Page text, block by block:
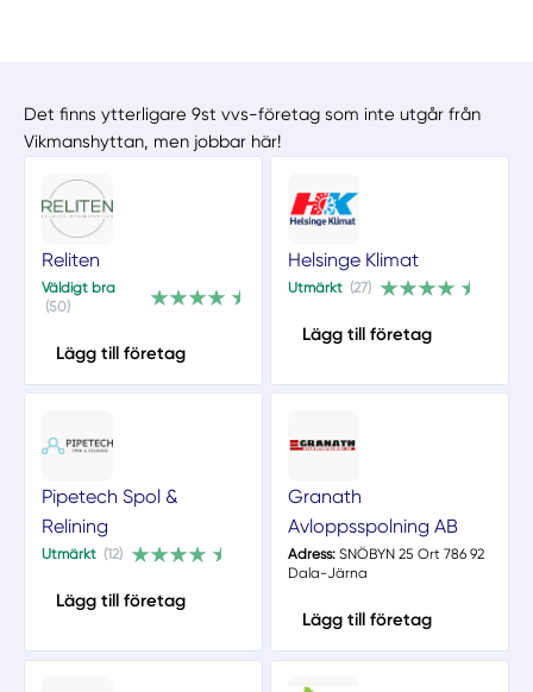
Det finns ytterligare 9st vvs-företag som inte utgår från
Vikmanshyttan, men jobbar här!
Reliten
Väldigt bra
(50)
Lägg till företag
Helsinge Klimat
Utmärkt (27)
Lägg till företag
Pipetech Spol &
Relining
Utmärkt (12)
Lägg till företag
Granath
Avloppsspolning AB
Adress:SNÖBYN 25 Ort 786 92
Dala-Järna
Lägg till företag